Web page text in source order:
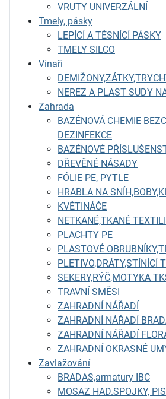
VRUTY UNIVERZÁLNÍ
Tmely, pásky
LEPÍCÍ A TĚSNÍCÍ PÁSKY
TMELY SILCO
Vinaři
NEREZ A PLAST SUDY
Zahrada
BAZÉNOVÁ CHEMIE
DEZINFEKCE
BAZÉNOVÉ
DŘEVĚNÉ NÁSADY
FÓLIE PE, PYTLE
HRABLA NA
KVĚTINÁČE
NETKANÉ,TKANÉ
PLACHTY PE
PLASTOVÉ
PLETIVO,DRÁTY,STÍNÍCÍ
SEKERY,RÝČ,MOTYKA
TRAVNÍ SMĚSI
ZAHRADNÍ NÁŘADÍ
ZAHRADNÍ NÁŘADÍ
ZAHRADNÍ NÁŘADÍ
ZAHRADNÍ OKRASNÉ
Zavlažování
BRADAS,armatury IBC
MOSAZ HAD.SPOJKY,